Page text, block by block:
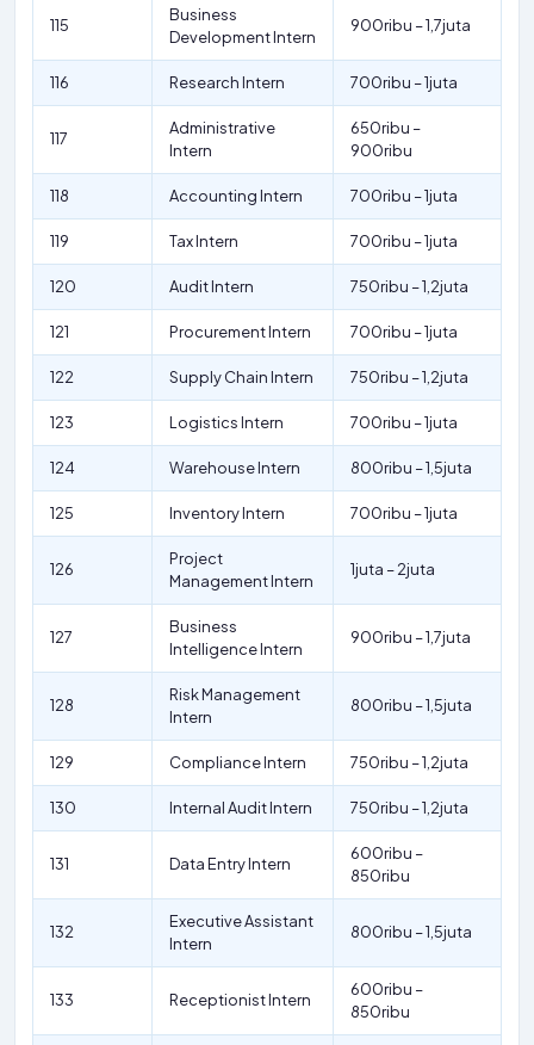
115
Business
Development Intern
900ribu – 1,7juta
116 Research Intern 700ribu – 1juta
117
Administrative
Intern
650ribu –
900ribu
118 Accounting Intern 700ribu – 1juta
119 Tax Intern 700ribu – 1juta
120 Audit Intern 750ribu – 1,2juta
121 Procurement Intern 700ribu – 1juta
122 Supply Chain Intern 750ribu – 1,2juta
123 Logistics Intern 700ribu – 1juta
124 Warehouse Intern 800ribu – 1,5juta
125 Inventory Intern 700ribu – 1juta
126
Project
Management Intern
1juta – 2juta
127
Business
Intelligence Intern
900ribu – 1,7juta
128
Risk Management
Intern
800ribu – 1,5juta
129 Compliance Intern 750ribu – 1,2juta
130 Internal Audit Intern 750ribu – 1,2juta
131 Data Entry Intern
600ribu –
850ribu
132
Executive Assistant
Intern
800ribu – 1,5juta
133 Receptionist Intern
600ribu –
850ribu